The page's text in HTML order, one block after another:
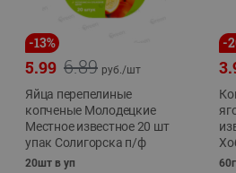
-13%
6.89
5.99 руб./шт
Яйца перепелиные
копченые Молодецкие
Местное известное 20 шт
упак Солигорска п/ф
20шт в уп
-
60г